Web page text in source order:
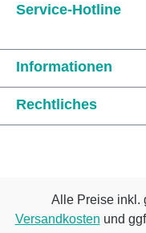
Service-Hotline
Informationen
Rechtliches
Alle Preise inkl.
Versandkosten und